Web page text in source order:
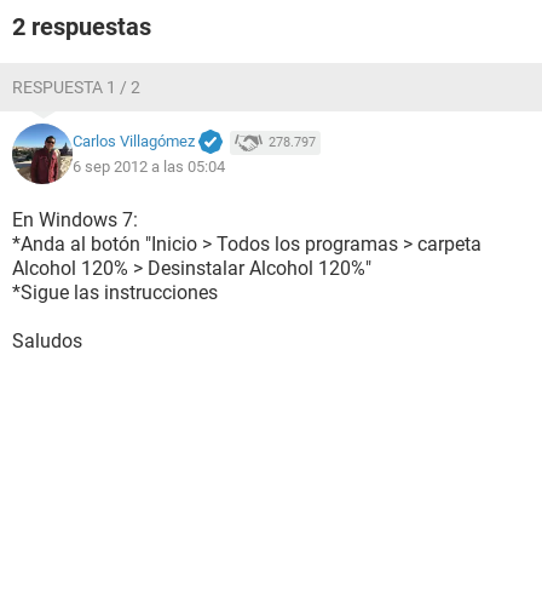
2 respuestas
RESPUESTA 1 / 2
Carlos Villagómez 278.797
6 sep 2012 a las 05:04
En Windows 7:
*Anda al botón "Inicio > Todos los programas > carpeta
Alcohol 120% > Desinstalar Alcohol 120%"
*Sigue las instrucciones
Saludos